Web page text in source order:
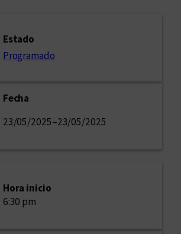
Estado
Programado
Fecha
23/05/2025–23/05/2025
Hora inicio
6:30 pm